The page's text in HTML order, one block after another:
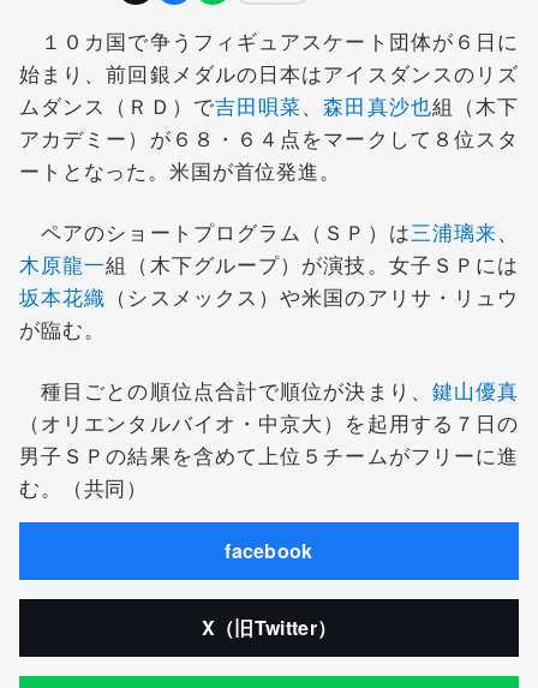
１０カ国で争うフィギュアスケート団体が６日に
始まり、前回銀メダルの日本はアイスダンスのリズ
ムダンス（ＲＤ）で吉田唄菜、森田真沙也組（木下
アカデミー）が６８・６４点をマークして８位スタ
ートとなった。米国が首位発進。
ペアのショートプログラム（ＳＰ）は三浦璃来、
木原龍一組（木下グループ）が演技。女子ＳＰには
坂本花織 （シスメックス）や米国のアリサ・リュウ
が臨む。
種目ごとの順位点合計で順位が決まり、 鍵山優真
（オリエンタルバイオ・中京大）を起用する７日の
男子ＳＰの結果を含めて上位５チームがフリーに進
む。（共同）
facebook
X（旧Twitter）